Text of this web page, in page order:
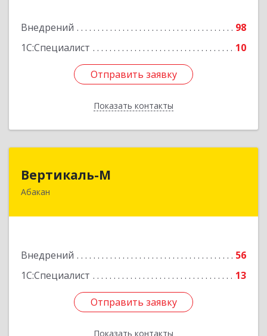
Внедрений
98
1С:Специалист
10
Отправить заявку
Показать контакты
Отправить заявку
Назад
Вертикаль-М
Абакан
Внедрений
56
1С:Специалист
13
Отправить заявку
Показать контакты
655017, Хакасия Респ, Абакан г, Чертыгашева
Отправить заявку
Назад